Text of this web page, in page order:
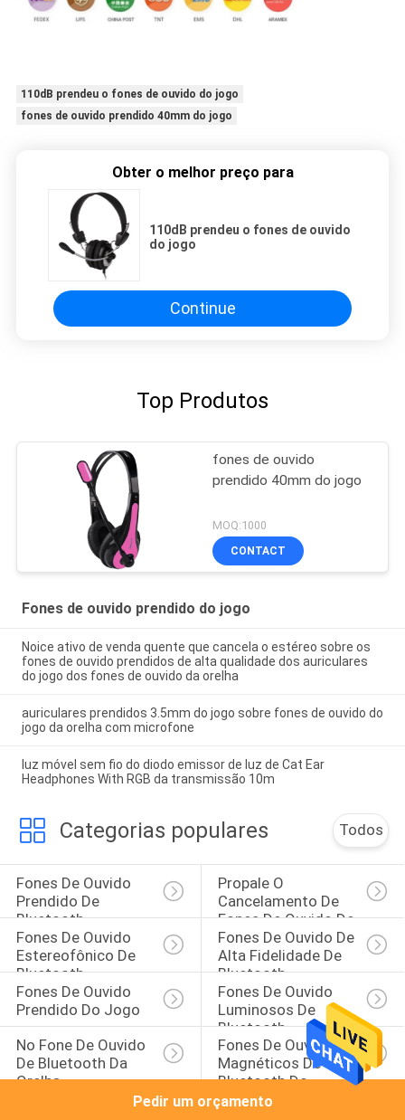
110dB prendeu o fones de ouvido do jogo
fones de ouvido prendido 40mm do jogo
Obter o melhor preço para
110dB prendeu o fones de ouvido
do jogo
Continue
Top Produtos
fones de ouvido
prendido 40mm do jogo
MOQ:1000
CONTACT
Fones de ouvido prendido do jogo
Noice ativo de venda quente que cancela o estéreo sobre os
fones de ouvido prendidos de alta qualidade dos auriculares
do jogo dos fones de ouvido da orelha
auriculares prendidos 3.5mm do jogo sobre fones de ouvido do
jogo da orelha com microfone
luz móvel sem fio do diodo emissor de luz de Cat Ear
Headphones With RGB da transmissão 10m
Categorias populares Todos
Fones De Ouvido
Prendido De
Bluetooth
Propale O
Cancelamento De
Fones De Ouvido De
Bluetooth
Fones De Ouvido
Estereofônico De
Bluetooth
Fones De Ouvido De
Alta Fidelidade De
Bluetooth
Fones De Ouvido
Prendido Do Jogo
Fones De Ouvido
Luminosos De
Bluetooth
No Fone De Ouvido
De Bluetooth Da
Orelha
Fones De Ouvido
Magnéticos De
Bluetooth Do
Esporte
Pedir um orçamento